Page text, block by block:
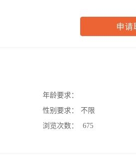
申请
年龄要求：
性别要求：
不限
浏览次数：
675